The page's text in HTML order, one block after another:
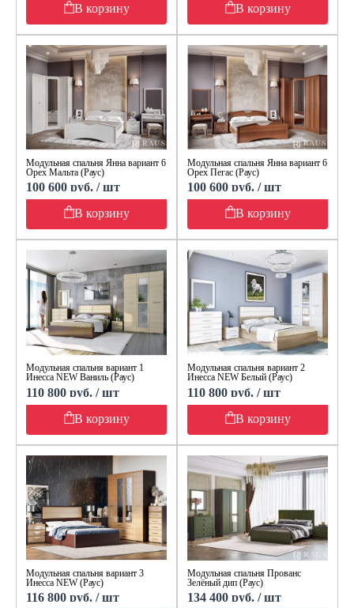
В корзину
В корзину
Модульная спальня Янна вариант 6
Орех Мальта (Раус)
100 600 руб. / шт
В корзину
Модульная спальня Янна вариант 6
Орех Пегас (Раус)
100 600 руб. / шт
В корзину
Модульная спальня вариант 1
Инесса NEW Ваниль (Раус)
110 800 руб. / шт
В корзину
Модульная спальня вариант 2
Инесса NEW Белый (Раус)
110 800 руб. / шт
В корзину
Модульная спальня вариант 3
Инесса NEW (Раус)
116 800 руб. / шт
Модульная спальня Прованс
Зелёный дип (Раус)
134 400 руб. / шт